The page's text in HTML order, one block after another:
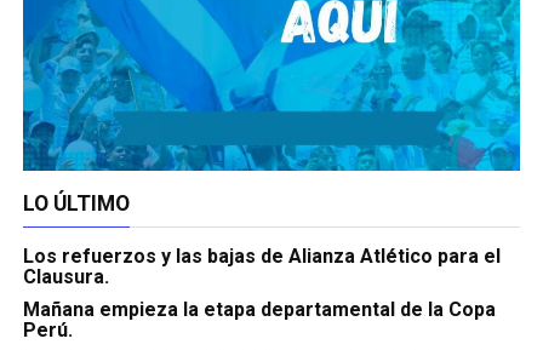
LO ÚLTIMO
Los refuerzos y las bajas de Alianza Atlético para el
Clausura.
Mañana empieza la etapa departamental de la Copa
Perú.